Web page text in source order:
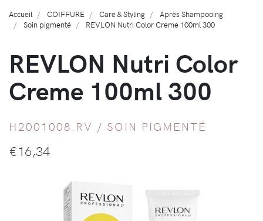
Accueil COIFFURE Care & Styling
Après Shampooing
Soin pigmenté
REVLON Nutri Color Creme 100ml 300
REVLON Nutri Color
Creme 100ml 300
H2001008.RV / SOIN PIGMENTÉ
€16,34